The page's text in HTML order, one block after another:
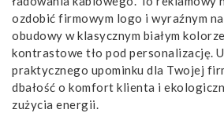
ozdobić firmowym logo i wyraźnym
obudowy w klasycznym białym
kontrastowe tło pod personalizację.
praktycznego upominku dla Twojej
dbałość o komfort klienta i
zużycia energii.